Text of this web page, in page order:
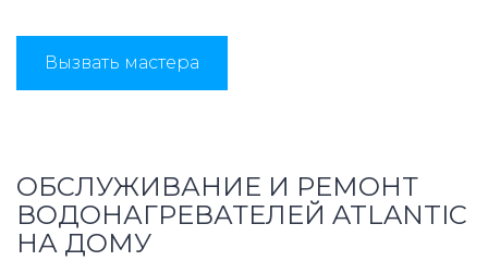
Вызвать мастера
ОБСЛУЖИВАНИЕ И РЕМОНТ
ВОДОНАГРЕВАТЕЛЕЙ ATLANTIC
НА ДОМУ